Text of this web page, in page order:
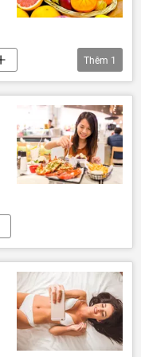
Thêm 1